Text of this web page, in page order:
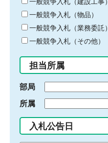
ー
ワ
ー
ド
入
力
一般競争入札（物品）
一般競争入札（業務委託）
一般競争入札（その他）
担当所属
部局
所属
入札公告日